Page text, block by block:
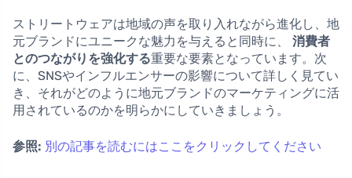
ストリートウェアは地域の声を取り入れながら進化し、地
元ブランドにユニークな魅力を与えると同時に、 消費者
とのつながりを強化する重要な要素となっています。次
に、SNSやインフルエンサーの影響について詳しく見てい
き、それがどのように地元ブランドのマーケティングに活
用されているのかを明らかにしていきましょう。
参照: 別の記事を読むにはここをクリックしてください